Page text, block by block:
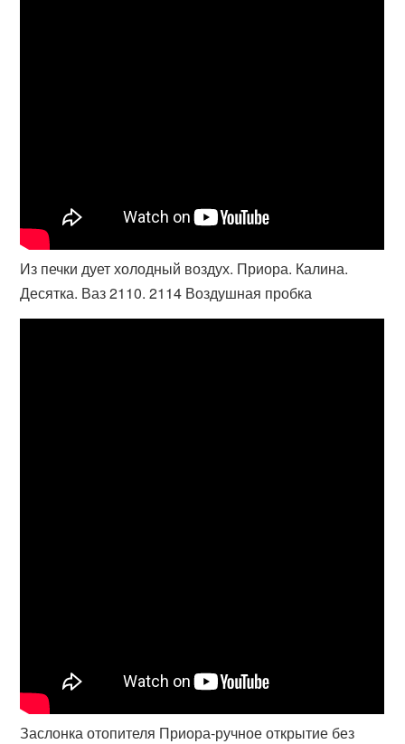
Из печки дует холодный воздух. Приора. Калина.
Десятка. Ваз 2110. 2114 Воздушная пробка
Заслонка отопителя Приора-ручное открытие без